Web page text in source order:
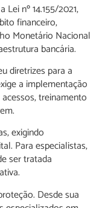
nº 14.155/2021,
financeiro,
Monetário Nacional
bancária.
diretrizes para a
a implementação
treinamento
exigindo
Para especialistas,
ser tratada
Desde sua